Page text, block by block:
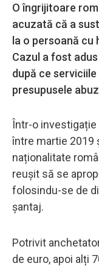
O îngrijitoare
acuzată că a
la o persoană cu
Cazul a fost
după ce
presupusele
Într-o investigație
între martie 2019
naționalitate
reușit să se
folosindu-se de
șantaj.
Potrivit
de euro, apoi alți